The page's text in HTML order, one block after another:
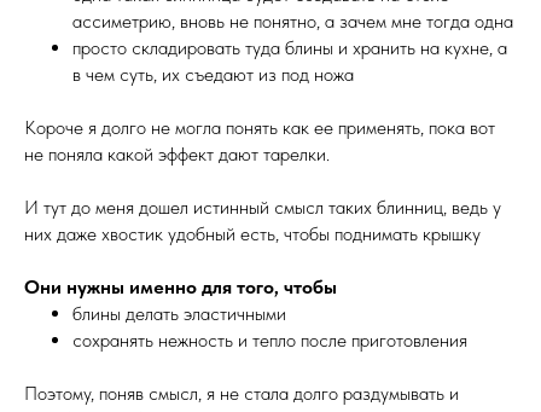
ассиметрию, вновь не понятно, а зачем мне тогда одна
просто складировать туда блины и хранить на кухне, а
в чем суть, их съедают из под ножа
Короче я долго не могла понять как ее применять, пока вот
не поняла какой эффект дают тарелки.
И тут до меня дошел истинный смысл таких блинниц, ведь у
них даже хвостик удобный есть, чтобы поднимать крышку
Они нужны именно для того, чтобы
блины делать эластичными
сохранять нежность и тепло после приготовления
Поэтому, поняв смысл, я не стала долго раздумывать и